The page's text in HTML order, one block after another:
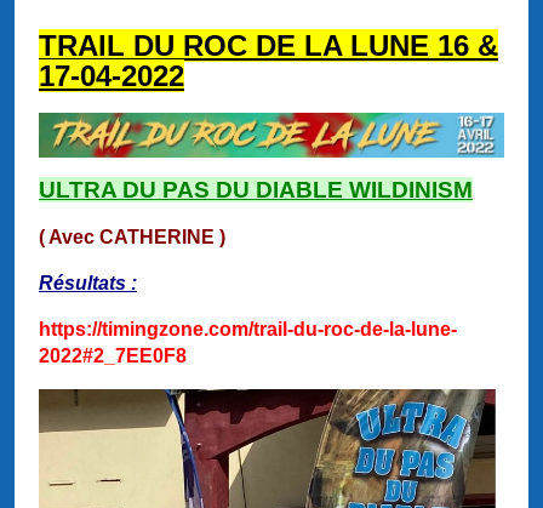
TRAIL DU ROC DE LA LUNE 16 &
17-04-2022
ULTRA DU PAS DU DIABLE WILDINISM
( Avec CATHERINE )
Résultats :
https://timingzone.com/trail-du-roc-de-la-lune-
2022#2_7EE0F8